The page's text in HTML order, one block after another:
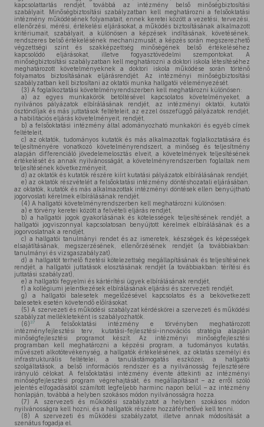
kapcsolattartás rendjét, továbbá az intézmény belső minőségbiztosítási
szabályait. Minőségbiztosítási szabályzatban kell meghatározni a felsőoktatási
intézmény működésének folyamatait, ennek keretei között a vezetési, tervezési,
ellenőrzési, mérési, értékelési eljárásokat, a működés biztosításának alkalmazott
kritériumait, szabályait, a különösen a képzések indításának, követésének,
rendszeres belső értékelésének mechanizmusát, a képzés során megszerezhető
végzettségi szint és szakképzettség minőségének belső értékeléséhez
kapcsolódó eljárásokat, illetve fogyasztóvédelmi szempontokat. A
minőségbiztosítási szabályzatban kell meghatározni a doktori iskola létesítéséhez
meghatározott követelményeknek a doktori iskola működése során történő
folyamatos biztosításának eljárásrendjét. Az intézményi minőségbiztosítási
szabályzatban kell biztosítani az oktatói munka hallgatói véleményezését.
(3) A foglalkoztatási követelményrendszerben kell meghatározni különösen:
a) az egyes munkakörök betöltésével kapcsolatos követelményeket, a
nyilvános pályázatok elbírálásának rendjét, az intézményi oktatói, kutatói
ösztöndíjak és más juttatások feltételeit, az ezzel összefüggő pályázatok rendjét,
a habilitációs eljárás követelményeit, rendjét,
b) a felsőoktatási intézmény által adományozható munkaköri és egyéb címek
feltételeit,
c) az oktatók, tudományos kutatók és más alkalmazottak foglalkoztatására és
teljesítményére vonatkozó követelményrendszert, a minőség és teljesítmény
alapján differenciáló jövedelemelosztás elveit, a követelmények teljesítésének
értékelését és annak nyilvánosságát, a követelményrendszerben foglaltak nem
teljesítésének következményeit,
d) az oktatók és kutatók részére kiírt kutatási pályázatok elbírálásának rendjét,
e) az oktatók részvételét a felsőoktatási intézmény döntéshozatali eljárásában,
az oktatók, kutatók és más alkalmazottak intézményi döntések ellen benyújtható
jogorvoslati kérelmek elbírálásának rendjét.
(4) A hallgatói követelményrendszerben kell meghatározni különösen:
a) e törvény keretei között a felvételi eljárás rendjét,
b) a hallgatói jogok gyakorlásának és kötelességek teljesítésének rendjét, a
hallgatói jogviszonnyal kapcsolatosan benyújtott kérelmek elbírálásának és a
jogorvoslatnak a rendjét,
c) a hallgatói tanulmányi rendet és az ismeretek, készségek és képességek
elsajátításának, megszerzésének, ellenőrzésének rendjét (a továbbiakban:
tanulmányi és vizsgaszabályzat),
d) a hallgatót terhelő fizetési kötelezettség megállapításának és teljesítésének
rendjét, a hallgatói juttatások elosztásának rendjét (a továbbiakban: térítési és
juttatási szabályzat),
e) a hallgatói fegyelmi és kártérítési ügyek elbírálásának rendjét,
f) a kollégiumi jelentkezések elbírálásának eljárási és szervezeti rendjét,
g) a hallgatói balesetek megelőzésével kapcsolatos és a bekövetkezett
balesetek esetén követendő előírásokat.
(5) A szervezeti és működési szabályzat kérdéskörei a szervezeti és működési
szabályzat mellékleteként is szabályozhatók.
(6) 37
A felsőoktatási intézmény e törvényben meghatározott
intézményfejlesztési terv, kutatási-fejlesztési-innovációs stratégia alapján
minőségfejlesztési programot készít. Az intézményi minőségfejlesztési
programban kell meghatározni a képzési program, a tudományos kutatás,
művészeti alkotótevékenység, a hallgatók értékelésének, az oktatás személyi és
infrastrukturális feltételei, a tanulástámogatás eszközei, a hallgatói
szolgáltatások, a belső információs rendszer és a nyilvánosság fejlesztésére
irányuló célokat. A felsőoktatási intézmény évente áttekinti az intézményi
minőségfejlesztési program végrehajtását, és megállapításait – az erről szóló
jelentés elfogadásától számított legfeljebb harminc napon belül – az intézmény
honlapján, továbbá a helyben szokásos módon nyilvánosságra hozza.
(7) A szervezeti és működési szabályzatot a helyben szokásos módon
nyilvánosságra kell hozni, és a hallgatók részére hozzáférhetővé kell tenni.
(8) A szervezeti és működési szabályzatot, illetve annak módosítását a
szenátus fogadja el.